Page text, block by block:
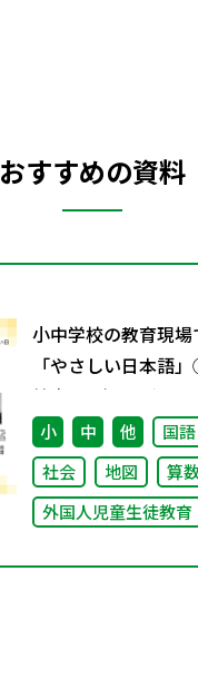
おすすめの資料
小中学校の教育現場
「やさしい日本語
校内での）子どもた
しい日本語」～
小 中 他 国語
社会
地図
算
外国人児童生徒教育